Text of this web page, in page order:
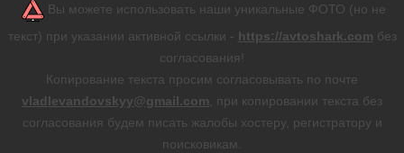
Вы можете использовать наши уникальные ФОТО (но не
текст) при указании активной ссылки - https://avtoshark.com без
согласования!
Копирование текста просим согласовывать по почте
vladlevandovskyy@gmail.com , при копировании текста без
согласования будем писать жалобы хостеру, регистратору и
поисковикам.